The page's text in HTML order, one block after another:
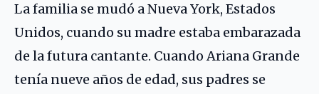
La familia se mudó a Nueva York, Estados
Unidos, cuando su madre estaba embarazada
de la futura cantante. Cuando Ariana Grande
tenía nueve años de edad, sus padres se